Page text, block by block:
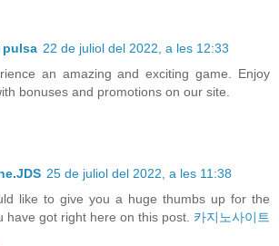
22 de juliol del 2022, a les 12:33
an amazing and exciting game. Enjoy
bonuses and promotions on our site.
25 de juliol del 2022, a les 11:38
like to give you a huge thumbs up for the
have got right here on this post. 카지노사이트